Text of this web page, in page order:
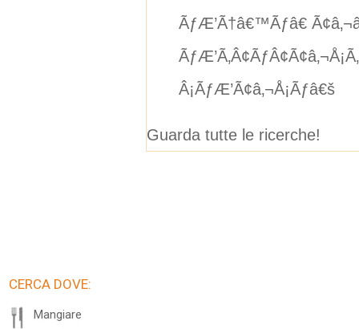
ÃƒÆ’Ã†â€™Ãƒâ€
Â¡ÃƒÆ’Ã¢â‚¬Å¡Ãƒâ€š
Guarda tutte le ricerche!
CERCA DOVE:
Mangiare